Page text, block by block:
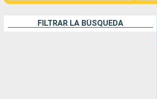
FILTRAR LA BÚSQUEDA